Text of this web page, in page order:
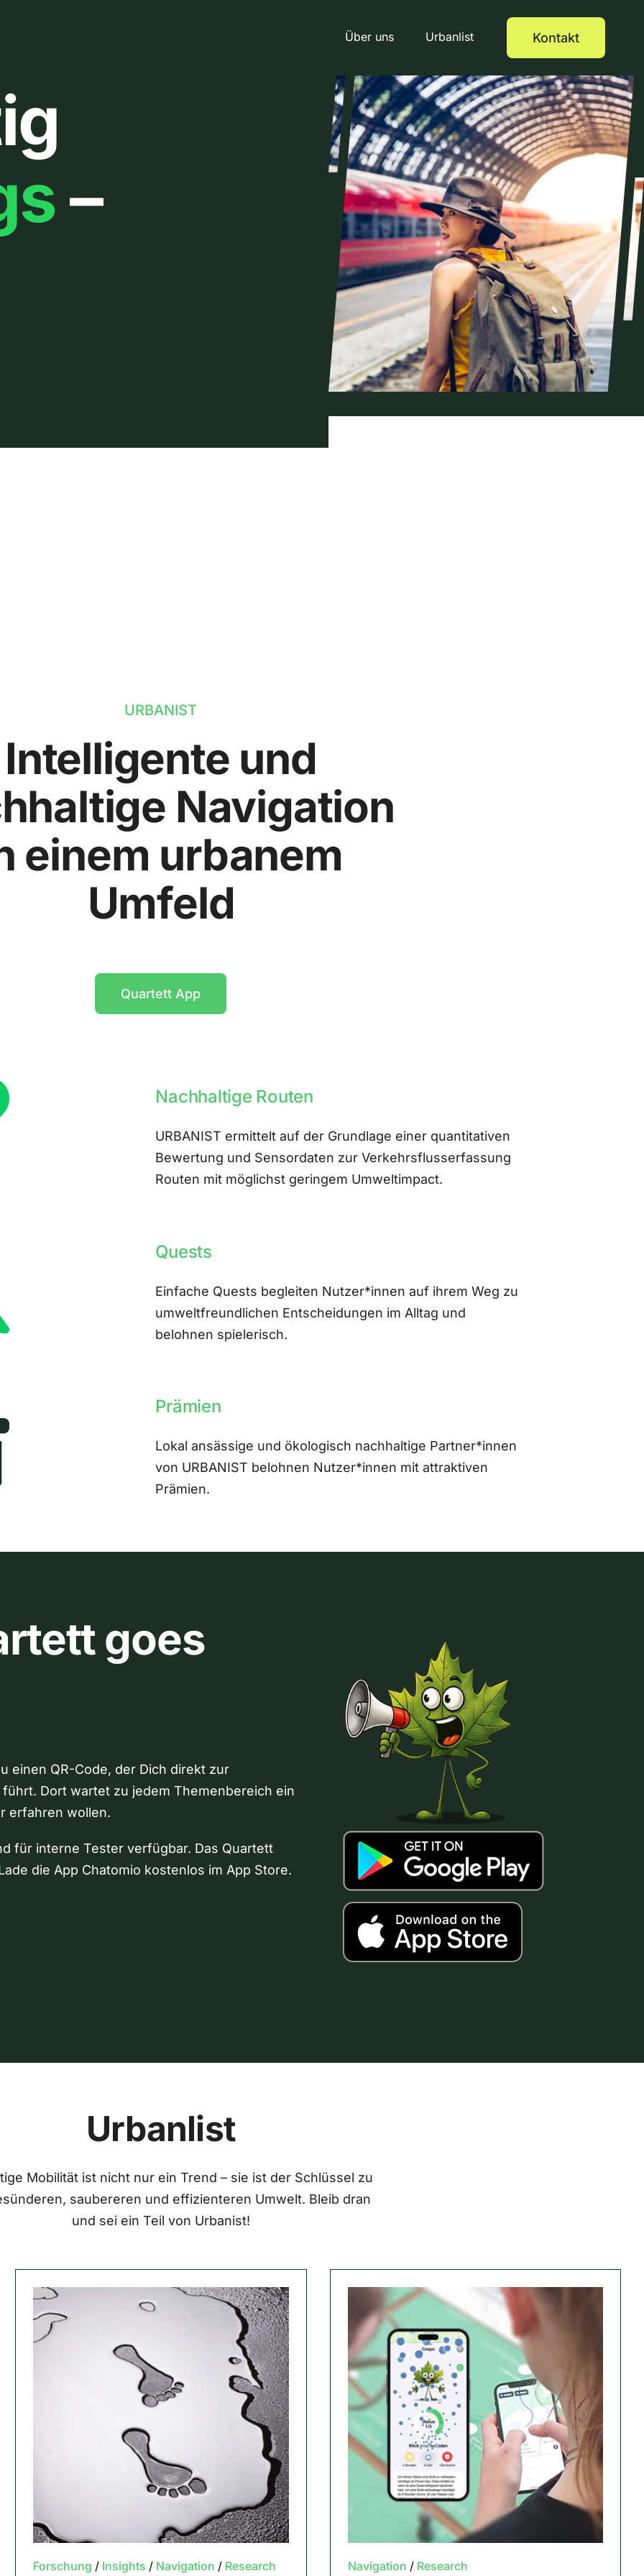
Über uns Urbanlist Kontakt
–
URBANIST
Intelligente und
Navigation
einem urbanem
Umfeld
Quartett App
Nachhaltige Routen
URBANIST ermittelt auf der Grundlage einer quantitativen
Bewertung und Sensordaten zur Verkehrsflusserfassung
Routen mit möglichst geringem Umweltimpact.
Quests
Einfache Quests begleiten Nutzer*innen auf ihrem Weg zu
umweltfreundlichen Entscheidungen im Alltag und
belohnen spielerisch.
Prämien
Lokal ansässige und ökologisch nachhaltige Partner*innen
von URBANIST belohnen Nutzer*innen mit attraktiven
Prämien.
goes
einen QR-Code, der Dich direkt zur
Dort wartet zu jedem Themenbereich ein
erfahren wollen.
für interne Tester verfügbar. Das Quartett
die App Chatomio kostenlos im App Store.
Urbanlist
Mobilität ist nicht nur ein Trend – sie ist der Schlüssel zu
saubereren und effizienteren Umwelt. Bleib dran
und sei ein Teil von Urbanist!
Forschung / Insights / Navigation / Research Navigation / Research